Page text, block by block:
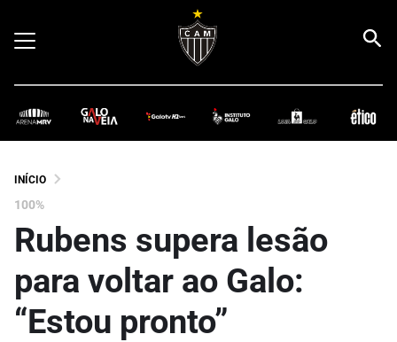
INÍCIO
100%
Rubens supera lesão
para voltar ao Galo:
“Estou pronto”